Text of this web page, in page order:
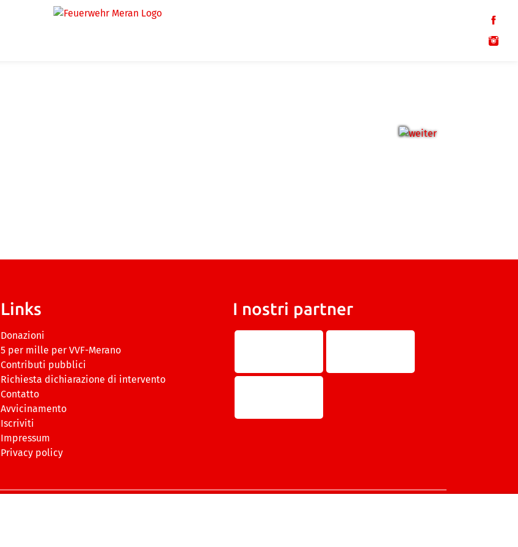
Links
Donazioni
5 per mille per VVF-Merano
Contributi pubblici
Richiesta dichiarazione di intervento
Contatto
Avvicinamento
Iscriviti
Impressum
Privacy policy
I nostri partner